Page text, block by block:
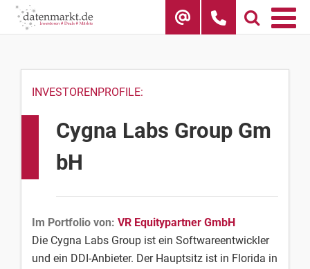
Skip
INVESTORENPROFILE:
Cygna Labs Group Gm
bH
Im Portfolio von: VR Equitypartner GmbH
Die Cygna Labs Group ist ein Softwareentwickler
und ein DDI-Anbieter. Der Hauptsitz ist in Florida in